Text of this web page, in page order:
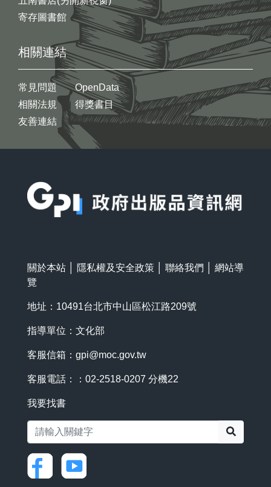
寄存圖書館
相關連結
常見問題
相關法規
友善連結
OpenData
得獎書目
關於本站 隱私權及安全政策 聯絡我們
網站導
覽
地址：10491台北市中山區松江路209號
指導單位：文化部
客服信箱： gpi@moc.gov.tw
客服電話：：02-2518-0207 分機22
我要找書